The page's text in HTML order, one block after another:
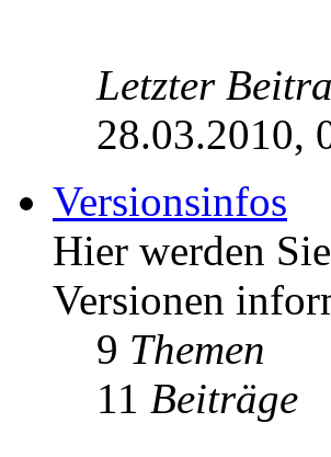
Letzter
28.03.2010,
Versionsinfos
Hier werden
Versionen
9 Themen
11 Beiträge